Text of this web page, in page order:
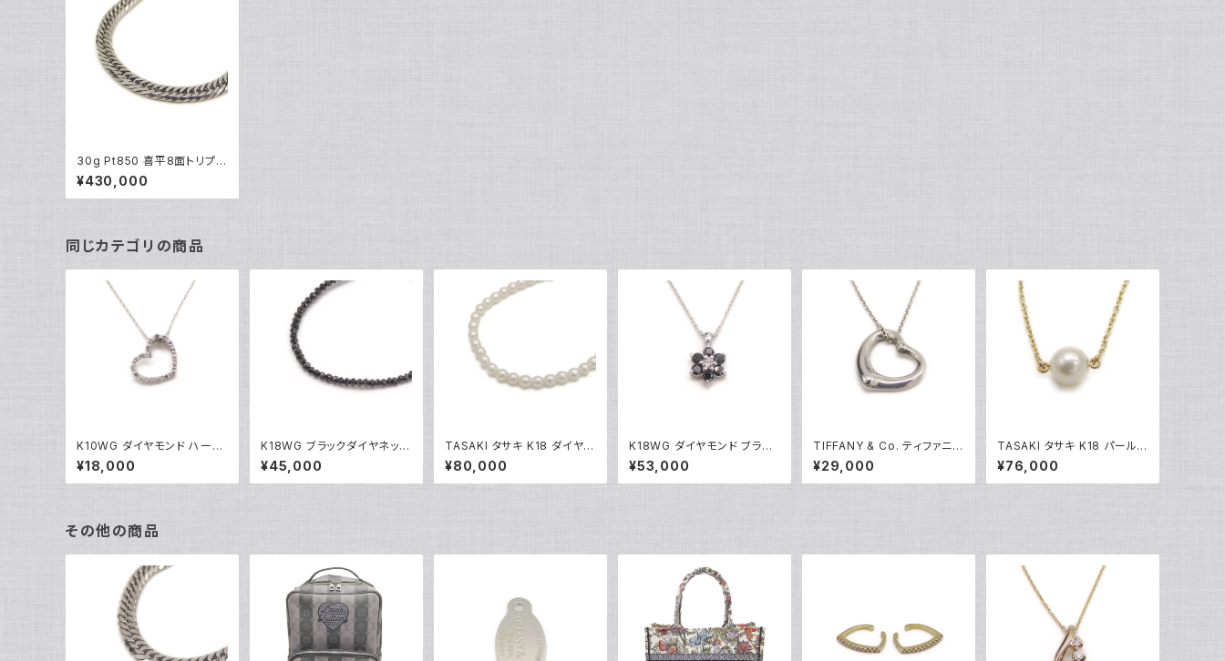
30g Pt850 喜平8面トリプル
ネックレス プラチナ ネックレ
スチェーン Y05010
¥430,000
同じカテゴリの商品
K10WG ダイヤモンド ハート
ペンダント ネックレス 10金
ホワイトゴールド アズキチェ
ーン Y04907
¥18,000
K18WG ブラックダイヤネック
レス 18金 ホワイトゴールド Y
05101
¥45,000
TASAKI タサキ K18 ダイヤモ
ンド パールネックレス 18金 Y
05014
¥80,000
K18WG ダイヤモンド ブラッ
クダイヤ フラワーデザイン ペ
ンダント ネックレス 18金 ホ
ワイトゴールド アズキチェー
¥53,000
TIFFANY & Co. ティファニー
エレサペレッティ オープンハ
ート 1Pダイヤ ペンダント ネッ
クレス シルバー925 アズキチ
¥29,000
TASAKI タサキ K18 パール
ペンダント ネックレス 18金
アズキチェーン Y05013
¥76,000
その他の商品